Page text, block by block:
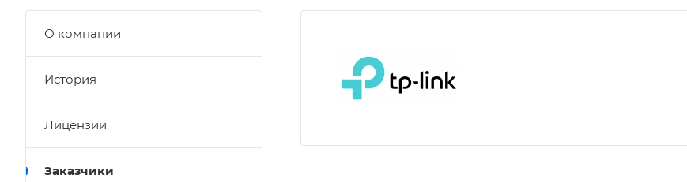
О компании
История
Лицензии
Заказчики